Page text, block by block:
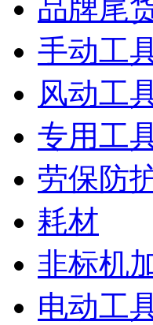
品牌尾
手动工
风动工
专用工
劳保防
耗材
非标机
电动工